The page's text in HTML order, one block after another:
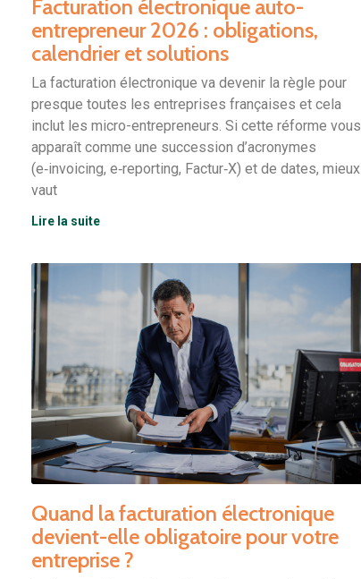
Facturation électronique auto-
entrepreneur 2026 : obligations,
calendrier et solutions
La facturation électronique va devenir la règle pour
presque toutes les entreprises françaises et cela
inclut les micro-entrepreneurs. Si cette réforme vous
apparaît comme une succession d’acronymes
(e‑invoicing, e‑reporting, Factur‑X) et de dates, mieux
vaut
Lire la suite
Quand la facturation électronique
devient-elle obligatoire pour votre
entreprise ?